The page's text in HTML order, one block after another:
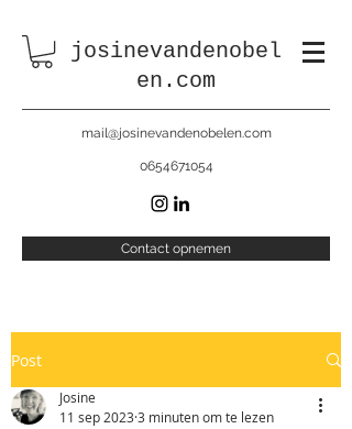
josinevandenobel
en.com
mail@josinevandenobelen.com
0654671054
Contact opnemen
Post
Josine
11 sep 2023 3 minuten om te lezen